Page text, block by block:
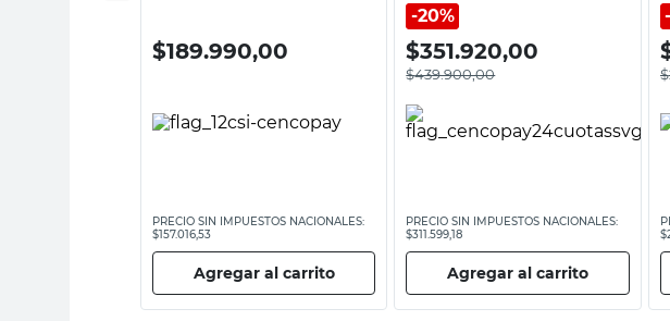
$189.990,00
PRECIO SIN IMPUESTOS NACIONALES:
$157.016,53
Agregar al carrito
20%
$351.920,00
$439.900,00
PRECIO SIN IMPUESTOS NACIONALES:
$311.599,18
Agregar al carrito
$